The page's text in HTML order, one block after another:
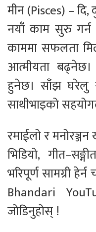
मीन (Pisces) –
नयाँ काम सुरु
काममा सफलता
आत्मीयता बढ्नेछ।
हुनेछ। साँझ
साथीभाइको
रमाईलो र
भिडियो,
भरिपूर्ण सामग्री
Bhandari
जोडिनुहोस् !